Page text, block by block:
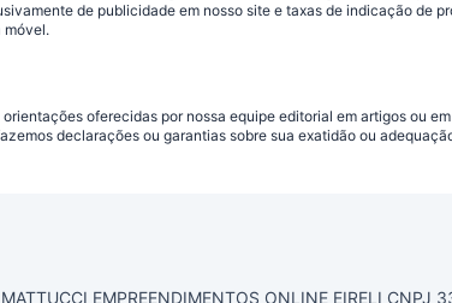
de publicidade em nosso site e taxas de indicação de
móvel.
oferecidas por nossa equipe editorial em artigos ou
declarações ou garantias sobre sua exatidão ou
EMPREENDIMENTOS ONLINE EIRELI